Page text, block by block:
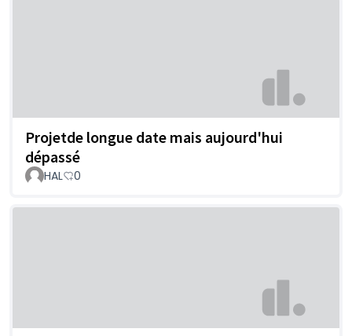
Projetde longue date mais aujourd'hui
dépassé
HAL 0